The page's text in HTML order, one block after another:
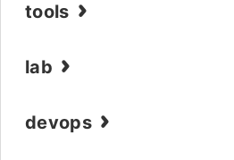
tools
lab
devops